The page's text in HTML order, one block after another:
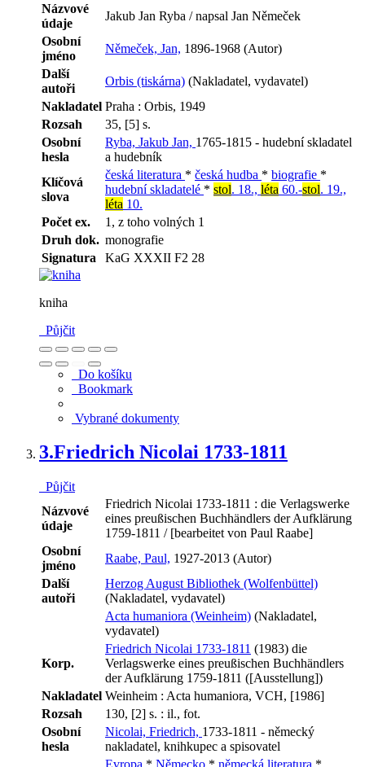
Názvové
údaje
Jakub Jan Ryba / napsal Jan Němeček
Osobní
jméno
Němeček, Jan, 1896-1968 (Autor)
Další
autoři
Orbis (tiskárna) (Nakladatel, vydavatel)
Nakladatel Praha : Orbis, 1949
Rozsah
35, [5] s.
Osobní
hesla
Ryba, Jakub Jan, 1765-1815 - hudební skladatel
a hudebník
Klíčová
slova
česká literatura * česká hudba * biografie *
hudební skladatelé * stol. 18., léta 60.-stol. 19.,
léta 10.
Počet ex.
1, z toho volných 1
Druh dok. monografie
Signatura
KaG XXXII F2 28
kniha
Půjčit
Do košíku
Bookmark
Vybrané dokumenty
3.Friedrich Nicolai 1733-1811
Půjčit
Názvové
údaje
Friedrich Nicolai 1733-1811 : die Verlagswerke
eines preußischen Buchhändlers der Aufklärung
1759-1811 / [bearbeitet von Paul Raabe]
Osobní
jméno
Raabe, Paul, 1927-2013 (Autor)
Další
autoři
Herzog August Bibliothek (Wolfenbüttel)
(Nakladatel, vydavatel)
Acta humaniora (Weinheim) (Nakladatel,
vydavatel)
Korp.
Friedrich Nicolai 1733-1811 (1983) die
Verlagswerke eines preußischen Buchhändlers
der Aufklärung 1759-1811 ([Ausstellung])
Nakladatel Weinheim : Acta humaniora, VCH, [1986]
Rozsah
130, [2] s. : il., fot.
Osobní
hesla
Nicolai, Friedrich, 1733-1811 - německý
nakladatel, knihkupec a spisovatel